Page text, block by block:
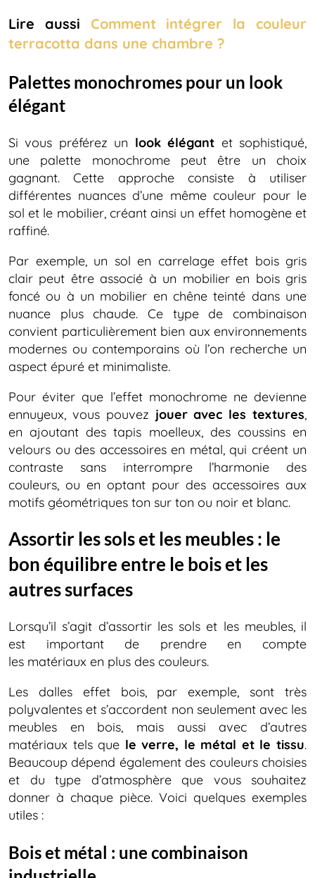
Lire aussi Comment intégrer la couleur
terracotta dans une chambre ?
Palettes monochromes pour un look
élégant
Si vous préférez un look élégant et sophistiqué,
une palette monochrome peut être un choix
gagnant. Cette approche consiste à utiliser
différentes nuances d’une même couleur pour le
sol et le mobilier, créant ainsi un effet homogène et
raffiné.
Par exemple, un sol en carrelage effet bois gris
clair peut être associé à un mobilier en bois gris
foncé ou à un mobilier en chêne teinté dans une
nuance plus chaude. Ce type de combinaison
convient particulièrement bien aux environnements
modernes ou contemporains où l’on recherche un
aspect épuré et minimaliste.
Pour éviter que l’effet monochrome ne devienne
ennuyeux, vous pouvez jouer avec les textures,
en ajoutant des tapis moelleux, des coussins en
velours ou des accessoires en métal, qui créent un
contraste sans interrompre l’harmonie des
couleurs, ou en optant pour des accessoires aux
motifs géométriques ton sur ton ou noir et blanc.
Assortir les sols et les meubles : le
bon équilibre entre le bois et les
autres surfaces
Lorsqu’il s’agit d’assortir les sols et les meubles, il
est important de prendre en compte
les matériaux en plus des couleurs.
Les dalles effet bois, par exemple, sont très
polyvalentes et s’accordent non seulement avec les
meubles en bois, mais aussi avec d’autres
matériaux tels que le verre, le métal et le tissu.
Beaucoup dépend également des couleurs choisies
et du type d’atmosphère que vous souhaitez
donner à chaque pièce. Voici quelques exemples
utiles :
Bois et métal : une combinaison